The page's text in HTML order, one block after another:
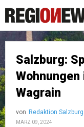
Salzburg:
Wohnungen
Wagrain
von Redaktion Salzburg
MÄRZ 09, 2024